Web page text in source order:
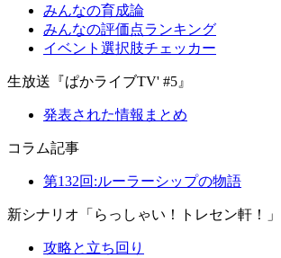
みんなの育成論
みんなの評価点ランキング
イベント選択肢チェッカー
生放送『ぱかライブTV' #5』
発表された情報まとめ
コラム記事
第132回:ルーラーシップの物語
新シナリオ「らっしゃい！トレセン軒！」
攻略と立ち回り